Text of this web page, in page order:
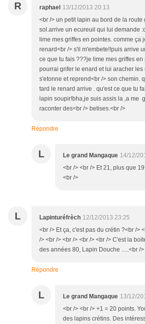
R raphael 13/12/2013 20:13
<br /> un petit lapin au bord de la route
sol.arrive un ecureuil qui lui demande
lime mes griffes en pointes. comme ça
renard<br /> s'il m'embete!!puis arrive
ce que tu fais ???je lime mes griffes en
pourrai grifer le enard et lui aracher les
s'etonne et reprend<br /> son chemin.
tard le renard arrive . qu'est ce que tu
lapin soupir!bha,je suis assis la ,a me
raconter des<br /> betises.<br />
Répondre
L Le grand Mangaque 14/12/
<br /> <br /> Et 21, plus que
<br />
L Lapinturéfrèch 12/12/2013 23:25
<br /> Et ça, c'est pas du crétin ?<br />
/> <br /> <br /> <br /> <br /> C'est la
des années 80, Lapin Douche .....<br />
Répondre
L Le grand Mangaque 13/12/
<br /> <br /> +1 = 20 points.
des lapins crétins. Des